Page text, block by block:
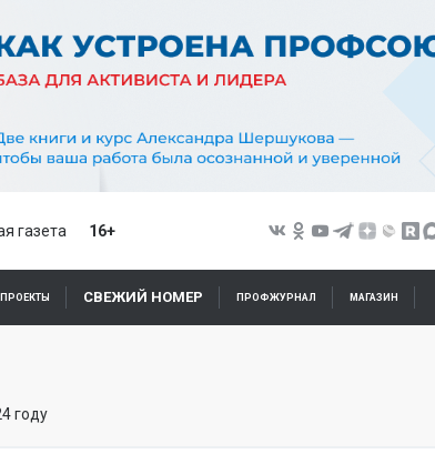
газета 16+
СВЕЖИЙ НОМЕР ПРОФЖУРНАЛ МАГАЗИН
году